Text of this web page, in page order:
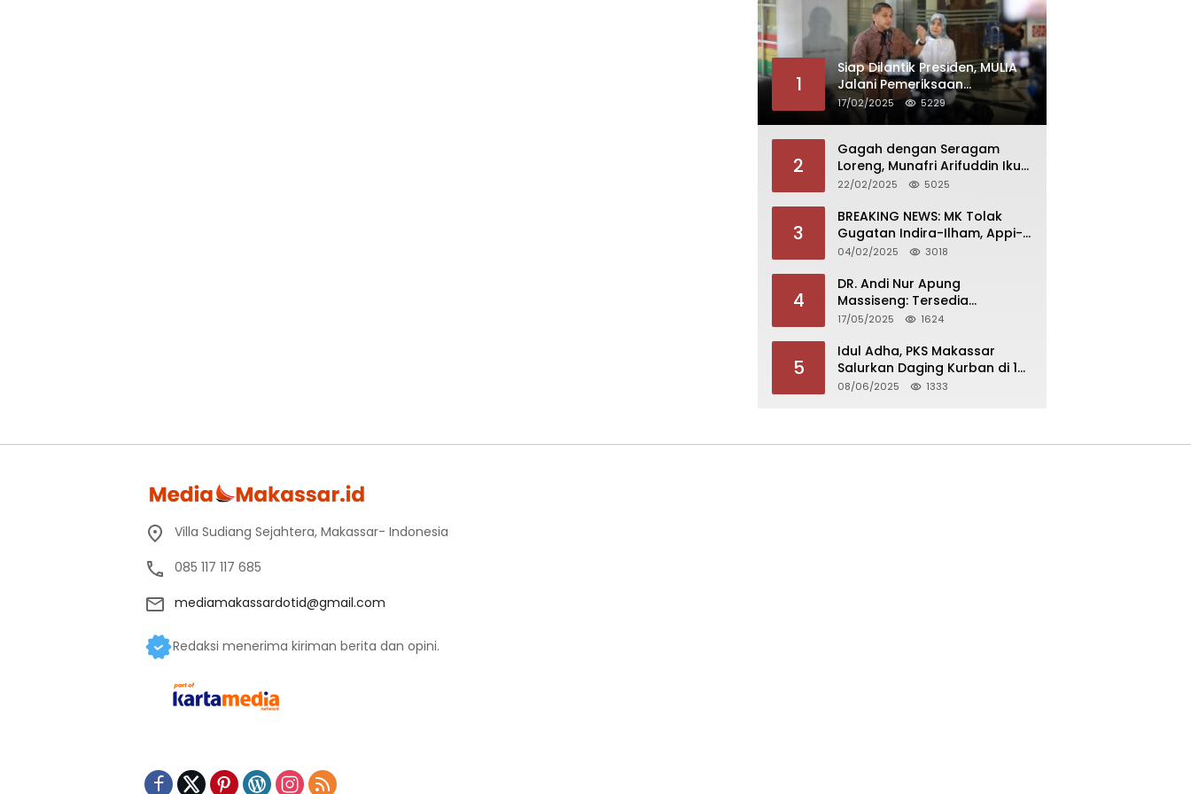
1
Siap Dilantik Presiden, MULIA
Jalani Pemeriksaan
Kesehatan di Kemendagri
17/02/2025 5229
2
Gagah dengan Seragam
Loreng, Munafri Arifuddin Ikuti
Pembekalan di Akmil
22/02/2025 5025
3
BREAKING NEWS: MK Tolak
Gugatan Indira-Ilham, Appi-
Aliyah Dilantik 20 Februari
04/02/2025 3018
4
DR. Andi Nur Apung
Massiseng: Tersedia
Beasiswa Bagi yang Ingin
UCM
17/05/2025 1624
5
Idul Adha, PKS Makassar
Salurkan Daging Kurban di 15
Kecamatan
08/06/2025 1333
Villa Sudiang Sejahtera, Makassar- Indonesia
085 117 117 685
mediamakassardotid@gmail.com
Redaksi menerima kiriman berita dan opini.